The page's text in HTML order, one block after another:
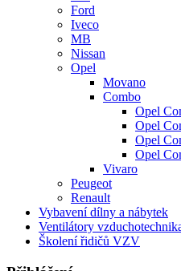
Ford
Iveco
MB
Nissan
Opel
Movano
Combo
Opel
Opel
Opel
Opel
Vivaro
Peugeot
Renault
Vybavení dílny a nábytek
Ventilátory
Školení řidičů VZV